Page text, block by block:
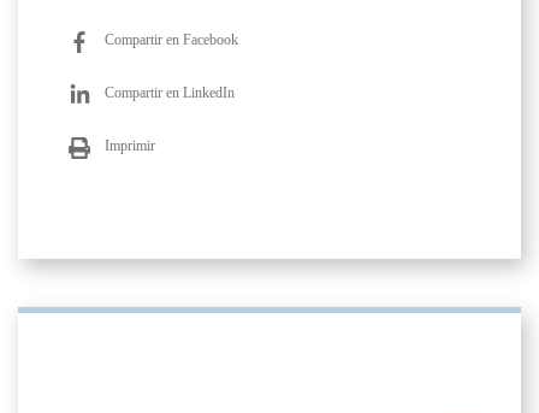
Compartir en Facebook
Compartir en LinkedIn
Imprimir